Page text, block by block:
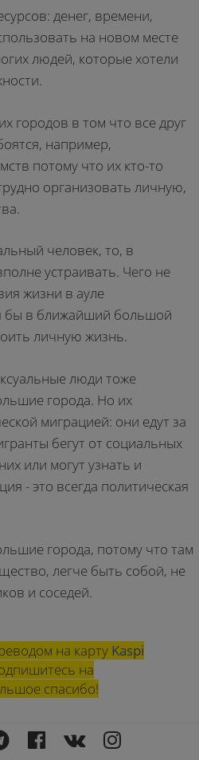
денег, времени,
на новом месте
людей, которые хотели
городов в том что все друг
например,
потому что их кто-то
организовать личную,
человек, то, в
устраивать. Чего не
жизни в ауле
бы в ближайший большой
личную жизнь.
люди тоже
города. Но их
миграцией: они едут за
бегут от социальных
или могут узнать и
- это всегда политическая
города, потому что там
легче быть собой, не
и соседей.
на карту Kaspi
на
спасибо!